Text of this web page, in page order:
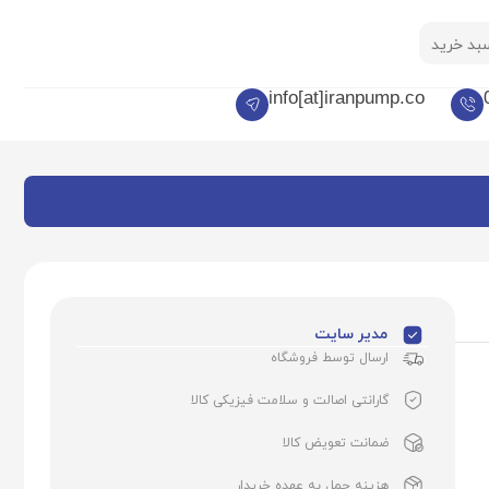
خرید
info[at]iranpump.co
مدیر سایت
ارسال توسط فروشگاه
گارانتی اصالت و سلامت فیزیکی کالا
ضمانت تعویض کالا
هزینه حمل به عهده خریدار